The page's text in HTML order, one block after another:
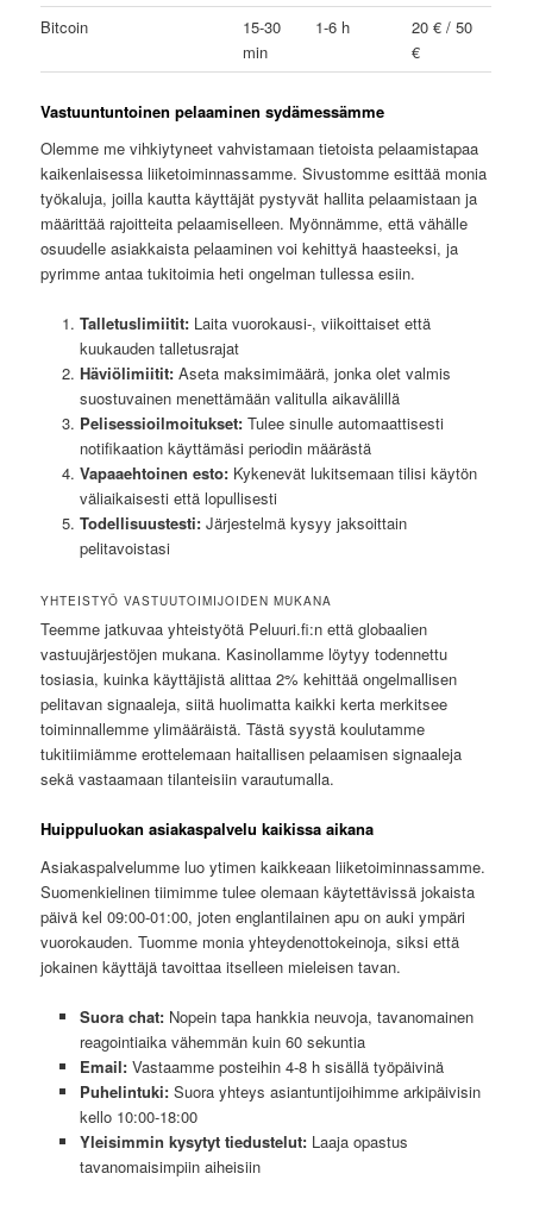
Bitcoin
15-30
min
1-6 h
20 € / 50
€
Vastuuntuntoinen pelaaminen sydämessämme
Olemme me vihkiytyneet vahvistamaan tietoista pelaamistapaa
kaikenlaisessa liiketoiminnassamme. Sivustomme esittää monia
työkaluja, joilla kautta käyttäjät pystyvät hallita pelaamistaan ja
määrittää rajoitteita pelaamiselleen. Myönnämme, että vähälle
osuudelle asiakkaista pelaaminen voi kehittyä haasteeksi, ja
pyrimme antaa tukitoimia heti ongelman tullessa esiin.
Talletuslimiitit:Laita vuorokausi-, viikoittaiset että
kuukauden talletusrajat
Häviölimiitit:Aseta maksimimäärä, jonka olet valmis
suostuvainen menettämään valitulla aikavälillä
Pelisessioilmoitukset:Tulee sinulle automaattisesti
notifikaation käyttämäsi periodin määrästä
Vapaaehtoinen esto:Kykenevät lukitsemaan tilisi käytön
väliaikaisesti että lopullisesti
Todellisuustesti:Järjestelmä kysyy jaksoittain
pelitavoistasi
YHTEISTYÖ VASTUUTOIMIJOIDEN MUKANA
Teemme jatkuvaa yhteistyötä Peluuri.fi:n että globaalien
vastuujärjestöjen mukana. Kasinollamme löytyy todennettu
tosiasia, kuinka käyttäjistä alittaa 2% kehittää ongelmallisen
pelitavan signaaleja, siitä huolimatta kaikki kerta merkitsee
toiminnallemme ylimääräistä. Tästä syystä koulutamme
tukitiimiämme erottelemaan haitallisen pelaamisen signaaleja
sekä vastaamaan tilanteisiin varautumalla.
Huippuluokan asiakaspalvelu kaikissa aikana
Asiakaspalvelumme luo ytimen kaikkeaan liiketoiminnassamme.
Suomenkielinen tiimimme tulee olemaan käytettävissä jokaista
päivä kel 09:00-01:00, joten englantilainen apu on auki ympäri
vuorokauden. Tuomme monia yhteydenottokeinoja, siksi että
jokainen käyttäjä tavoittaa itselleen mieleisen tavan.
Suora chat:Nopein tapa hankkia neuvoja, tavanomainen
reagointiaika vähemmän kuin 60 sekuntia
Email:Vastaamme posteihin 4-8 h sisällä työpäivinä
Puhelintuki:Suora yhteys asiantuntijoihimme arkipäivisin
kello 10:00-18:00
Yleisimmin kysytyt tiedustelut:Laaja opastus
tavanomaisimpiin aiheisiin